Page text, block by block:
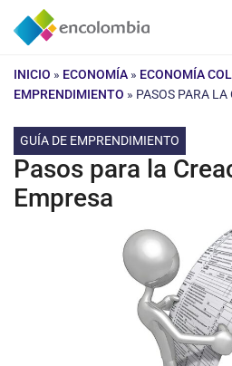
Saltar
INICIO » ECONOMÍA » ECONOMÍA
EMPRENDIMIENTO » PASOS PARA
GUÍA DE EMPRENDIMIENTO
Pasos para la
Empresa